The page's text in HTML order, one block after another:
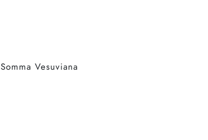
Somma Vesuviana